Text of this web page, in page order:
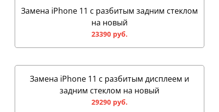
Замена iPhone 11 с разбитым задним стеклом
на новый
23390 руб.
Замена iPhone 11 с разбитым дисплеем и
задним стеклом на новый
29290 руб.